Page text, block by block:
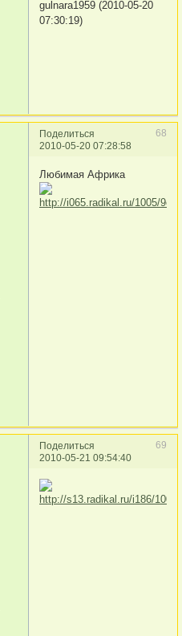
gulnara1959 (2010-05-20
07:30:19)
Поделиться
68
2010-05-20 07:28:58
Любимая Африка
Поделиться
69
2010-05-21 09:54:40